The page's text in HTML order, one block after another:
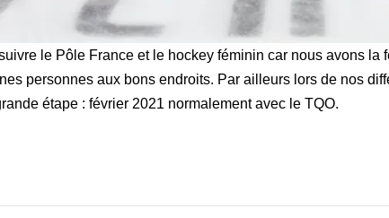
le Pôle France et le hockey féminin car nous avons
personnes aux bons endroits. Par ailleurs lors de nos
étape : février 2021 normalement avec le TQO.